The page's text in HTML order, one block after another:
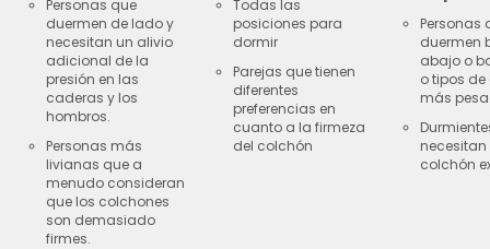
Personas que
duermen de lado y
necesitan un alivio
adicional de la
presión en las
caderas y los
hombros.
Personas más
livianas que a
menudo consideran
que los colchones
son demasiado
firmes.
Todas las
posiciones para
dormir
Parejas que tienen
diferentes
preferencias en
cuanto a la firmeza
del colchón
Personas
duermen
abajo o
o tipos
más
necesitan
colchón